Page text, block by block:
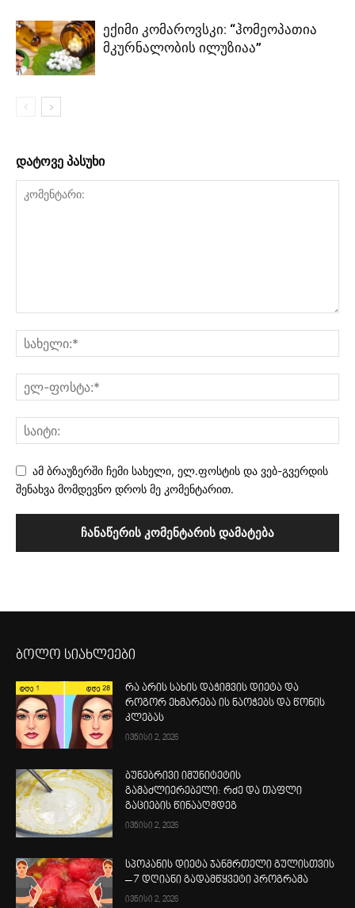
ექიმი კომაროვსკი: “ჰომეოპათია
მკურნალობის ილუზიაა”
დატოვე პასუხი
ამ ბრაუზერში ჩემი სახელი, ელ.ფოსტის და ვებ-გვერდის
შენახვა მომდევნო დროს მე კომენტარით.
ბოლო სიახლეები
რა არის სახის დაჭიმვის დიეტა და
როგორ ეხმარება ის ნაოჭებს და წონის
კლებას
ივნისი 2, 2026
ბუნებრივი იმუნიტეტის
გამაძლიერებელი: რძე და თაფლი
გაციების წინააღმდეგ
ივნისი 2, 2026
სპოკანის დიეტა ჯანმრთელი გულისთვის
– 7 დღიანი გადამწყვეტი პროგრამა
ივნისი 2, 2026